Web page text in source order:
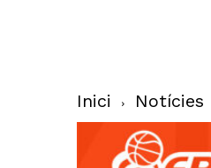
Inici Notícies